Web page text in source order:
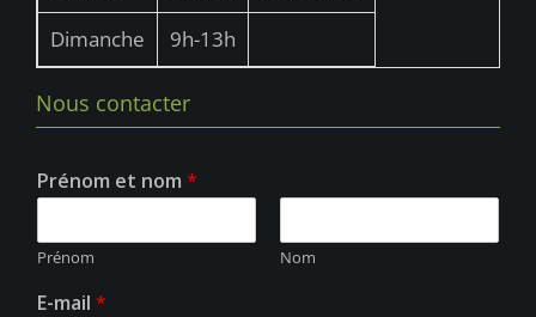
Dimanche
9h-13h
Nous contacter
Prénom et nom *
Prénom Nom
E-mail *